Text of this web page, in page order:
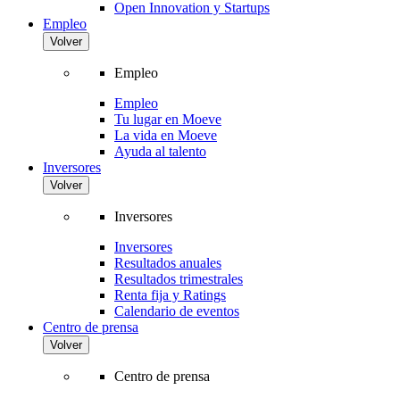
Open Innovation y Startups
Empleo
Volver
Empleo
Empleo
Tu lugar en Moeve
La vida en Moeve
Ayuda al talento
Inversores
Volver
Inversores
Inversores
Resultados anuales
Resultados trimestrales
Renta fija y Ratings
Calendario de eventos
Centro de prensa
Volver
Centro de prensa